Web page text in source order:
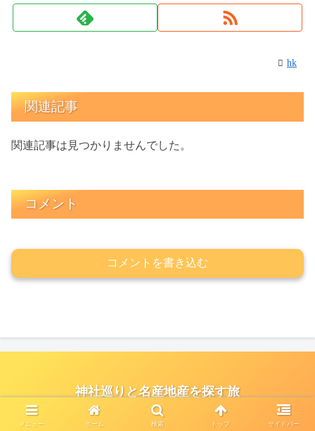
hk
関連記事
関連記事は見つかりませんでした。
コメント
コメントを書き込む
神社巡りと名産地産を探す旅
© 2021 神社巡りと名産地産を探す旅.
メニュー ホーム 検索 トップ サイドバー